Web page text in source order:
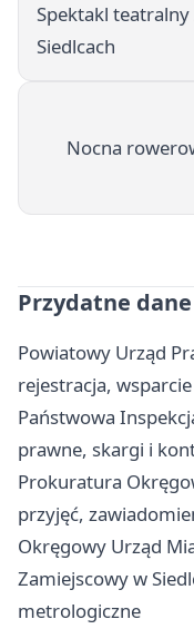
Spektakl
Siedlcach
Nocna
Przydatne
Powiatowy Urząd
rejestracja,
Państwowa
prawne, skargi i
Prokuratura
przyjęć,
Okręgowy Urząd
Zamiejscowy w
metrologiczne